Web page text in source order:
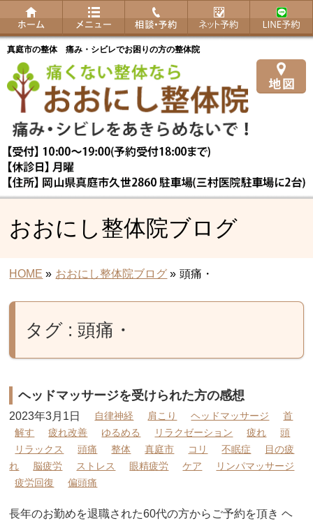
真庭市の整体 痛み・シビレでお困りの方の整体院
おおにし整体院ブログ
HOME » おおにし整体院ブログ » 頭痛・
タグ : 頭痛・
ヘッドマッサージを受けられた方の感想
2023年3月1日 自律神経 肩こり ヘッドマッサージ
首
解す
疲れ改善 ゆるめる リラクゼーション 疲れ
頭
リラックス
頭痛 整体 真庭市 コリ 不眠症
目の疲
れ
脳疲労 ストレス 眼精疲労 ケア
リンパマッサージ
疲労回復
偏頭痛
長年のお勤めを退職された60代の方からご予約を頂き ヘ